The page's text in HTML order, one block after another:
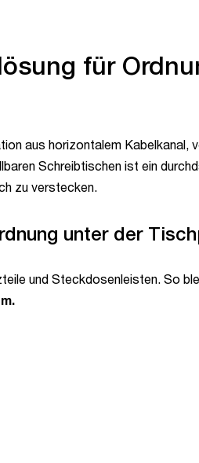
für
aus horizontalem Kabelkanal,
Schreibtischen ist ein
zu verstecken.
unter der
und Steckdosenleisten. So